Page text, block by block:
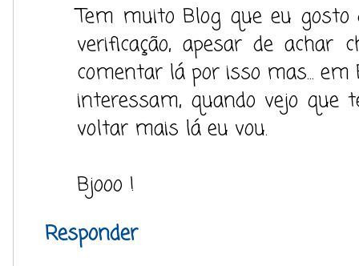
Tem muito Blog que eu
verificação, apesar de achar
comentar lá por isso mas...
interessam, quando vejo
voltar mais lá eu vou.
Bjooo !
Responder